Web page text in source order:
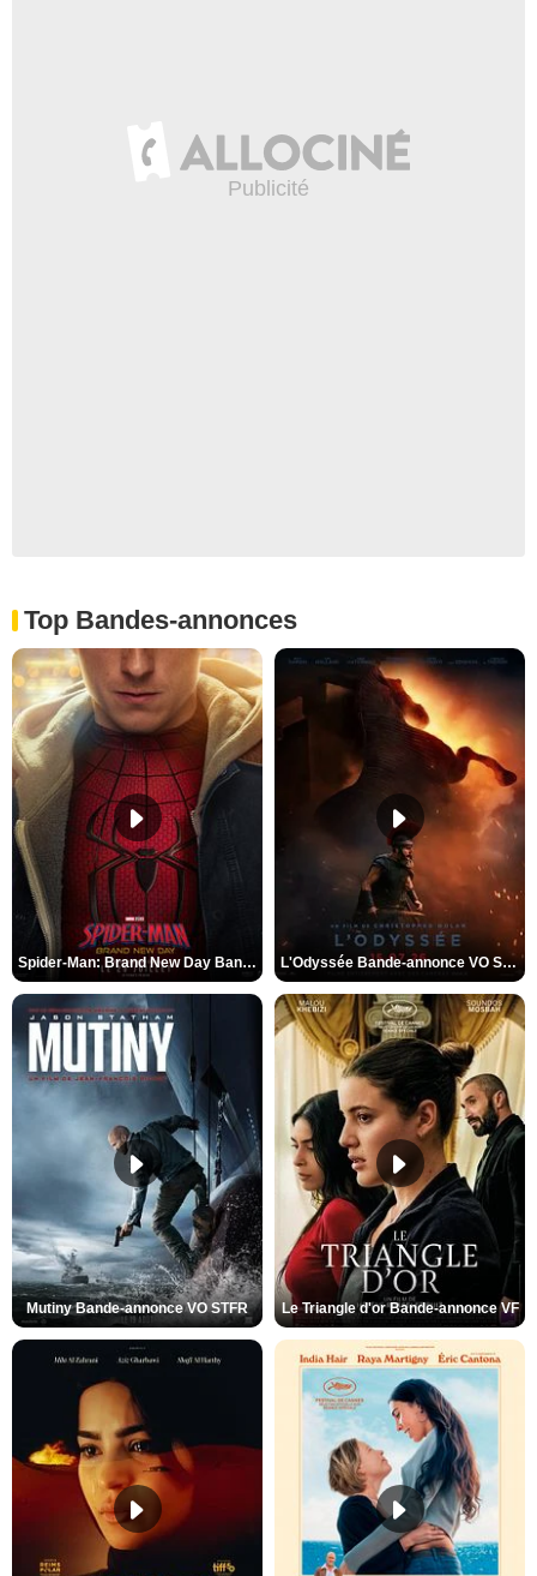
Top Bandes-annonces
Spider-Man: Brand New Day Bande-annonce VO STFR L'Odyssée Bande-annonce VO STFR
Mutiny Bande-annonce VO STFR Le Triangle d'or Bande-annonce VF